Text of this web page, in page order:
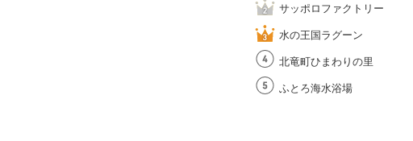
サッポロファクトリー
水の王国ラグーン
北竜町ひまわりの里
ふとろ海水浴場